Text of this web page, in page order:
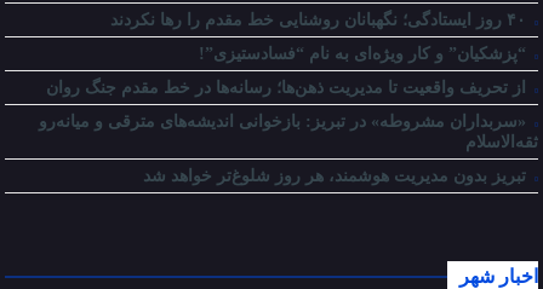
“پزشکیان” و کار ویژه‌ای به نام “فسادستیزی”!
از تحریف واقعیت تا مدیریت ذهن‌ها؛ رسانه‌ها در خط مقدم جنگ روان
«سربداران مشروطه» در تبریز: بازخوانی اندیشه‌های مترقی و میانه‌رو
ثقه‌الاسلام
تبریز بدون مدیریت هوشمند، هر روز شلوغ‌تر خواهد شد
اخبار شهر